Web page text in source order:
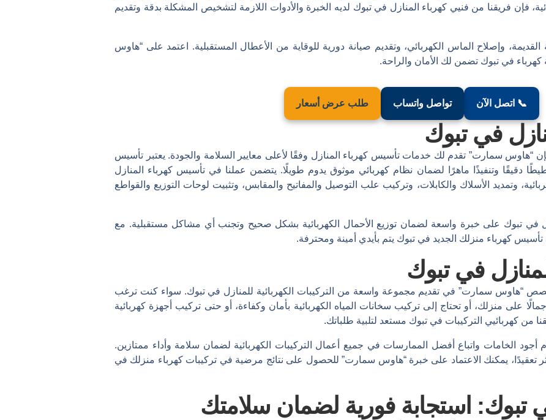
فإن فريقنا من فنيي كهرباء المنازل في تبوك لديه الخبرة والأدوات اللازمة لتشخيص المشكلة بدقة وتقديم
وإصلاح الماس الكهربائي، وتقديم صيانة دورية للوقاية من الأعطال المستقبلية. اعتمد على “هاوس
في تبوك تضمن لك الأمان والراحة.
📞 اتصل الآن تواصل واتساب طلب عرض أسعار
في تبوك
“هاوس سمارت” تقدم لك خدمات تأسيس كهرباء المنازل وفقًا لأعلى معايير السلامة والجودة. يعتبر تأسيس
دقيقًا وتنفيذًا ماهرًا لضمان نظام كهربائي موثوق يدوم طويلًا. يتضمن عملنا في تأسيس كهرباء المنازل
وتمديد الأسلاك والكابلات، وتركيب علب التوصيل والمفاتيح والمقابس، وتثبيت لوحات التوزيع والقواطع
في تبوك على خبرة واسعة لضمان توزيع الأحمال الكهربائية بشكل صحيح وتجنب أي مشاكل مستقبلية. مع
كهرباء منزلك الجديد في تبوك يتم بأيدي أمينة ومحترفة.
في تبوك
“هاوس سمارت” في تقديم مجموعة واسعة من التركيبات الكهربائية للمنازل في تبوك. سواء كنت ترغب
على منزلك، أو تحتاج إلى تركيب سخانات المياه الكهربائية بأمان وكفاءة، أو حتى تركيب أجهزة كهربائية
من كهربائيي التركيبات في تبوك مستعد لتلبية طلباتك.
الخامات واتباع أفضل الممارسات في جميع أعمال التركيبات الكهربائية لضمان سلامة وأداء ممتازين.
تعقيدًا، يمكنك الاعتماد على خبرة “هاوس سمارت” للحصول على نتائج مرضية في تركيبات كهرباء منزلك في
تبوك: استجابة فورية لضمان سلامتك